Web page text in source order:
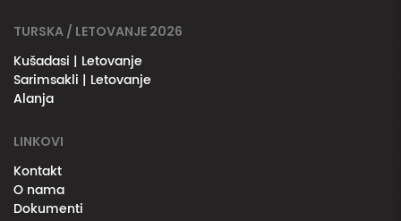
TURSKA / LETOVANJE 2026
Kušadasi | Letovanje
Sarimsakli | Letovanje
Alanja
LINKOVI
Kontakt
O nama
Dokumenti